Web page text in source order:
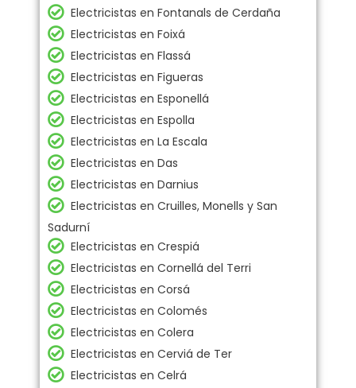
Electricistas en Fontanals de Cerdaña
Electricistas en Foixá
Electricistas en Flassá
Electricistas en Figueras
Electricistas en Esponellá
Electricistas en Espolla
Electricistas en La Escala
Electricistas en Das
Electricistas en Darnius
Electricistas en Cruilles, Monells y San
Sadurní
Electricistas en Crespiá
Electricistas en Cornellá del Terri
Electricistas en Corsá
Electricistas en Colomés
Electricistas en Colera
Electricistas en Cerviá de Ter
Electricistas en Celrá